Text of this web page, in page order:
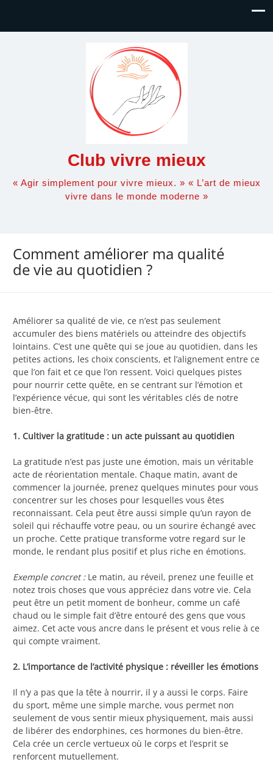
Club vivre mieux
« Agir simplement pour vivre mieux. » « L’art de mieux
vivre dans le monde moderne »
Comment améliorer ma qualité
de vie au quotidien ?
Améliorer sa qualité de vie, ce n’est pas seulement
accumuler des biens matériels ou atteindre des objectifs
lointains. C’est une quête qui se joue au quotidien, dans les
petites actions, les choix conscients, et l’alignement entre ce
que l’on fait et ce que l’on ressent. Voici quelques pistes
pour nourrir cette quête, en se centrant sur l’émotion et
l’expérience vécue, qui sont les véritables clés de notre
bien-être.
1. Cultiver la gratitude : un acte puissant au quotidien
La gratitude n’est pas juste une émotion, mais un véritable
acte de réorientation mentale. Chaque matin, avant de
commencer la journée, prenez quelques minutes pour vous
concentrer sur les choses pour lesquelles vous êtes
reconnaissant. Cela peut être aussi simple qu’un rayon de
soleil qui réchauffe votre peau, ou un sourire échangé avec
un proche. Cette pratique transforme votre regard sur le
monde, le rendant plus positif et plus riche en émotions.
Exemple concret :Le matin, au réveil, prenez une feuille et
notez trois choses que vous appréciez dans votre vie. Cela
peut être un petit moment de bonheur, comme un café
chaud ou le simple fait d’être entouré des gens que vous
aimez. Cet acte vous ancre dans le présent et vous relie à ce
qui compte vraiment.
2. L’importance de l’activité physique : réveiller les émotions
Il n’y a pas que la tête à nourrir, il y a aussi le corps. Faire
du sport, même une simple marche, vous permet non
seulement de vous sentir mieux physiquement, mais aussi
de libérer des endorphines, ces hormones du bien-être.
Cela crée un cercle vertueux où le corps et l’esprit se
renforcent mutuellement.